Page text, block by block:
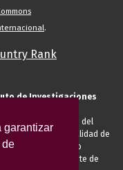
garantizar
de
.
de Investigaciones
es responsable del
de usted en calidad de
conferencista o
proveedor o cliente de